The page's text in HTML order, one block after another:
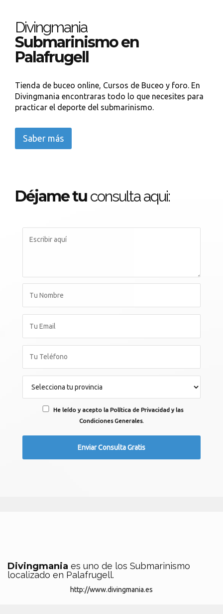
Divingmania
Submarinismo en
Palafrugell
Tienda de buceo online, Cursos de Buceo y foro. En
Divingmania encontraras todo lo que necesites para
practicar el deporte del submarinismo.
Saber más
Déjame tu consulta aqui:
He leído y acepto la Política de Privacidad y las
Condiciones Generales.
Divingmania es uno de los Submarinismo
localizado en Palafrugell.
http://www.divingmania.es